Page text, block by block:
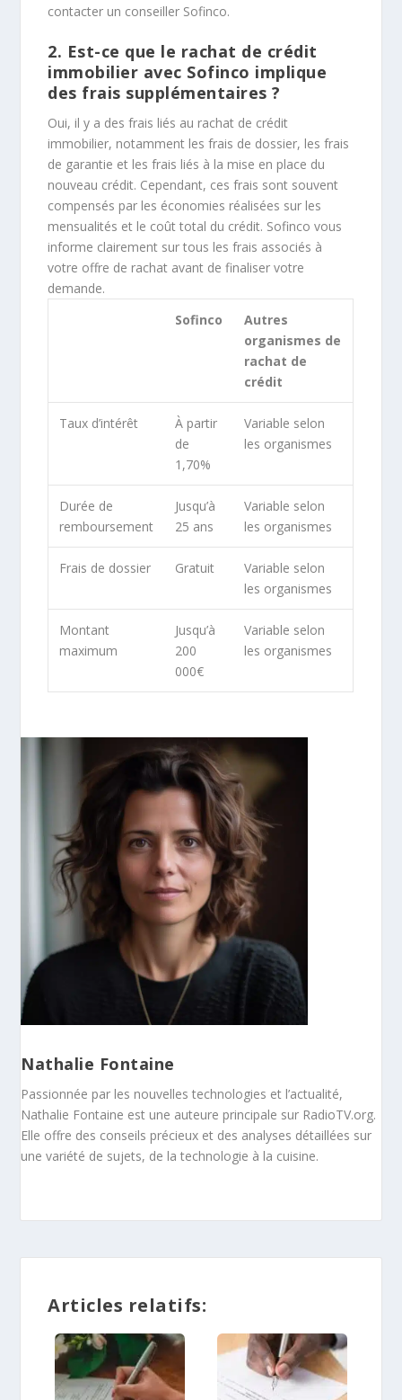
contacter un conseiller Sofinco.
2. Est-ce que le rachat de crédit
immobilier avec Sofinco implique
des frais supplémentaires ?
Oui, il y a des frais liés au rachat de crédit
immobilier, notamment les frais de dossier, les frais
de garantie et les frais liés à la mise en place du
nouveau crédit. Cependant, ces frais sont souvent
compensés par les économies réalisées sur les
mensualités et le coût total du crédit. Sofinco vous
informe clairement sur tous les frais associés à
votre offre de rachat avant de finaliser votre
demande.
Sofinco
Autres
organismes de
rachat de
crédit
Taux d’intérêt
À partir
de
1,70%
Variable selon
les organismes
Durée de
remboursement
Jusqu’à
25 ans
Variable selon
les organismes
Frais de dossier Gratuit
Variable selon
les organismes
Montant
maximum
Jusqu’à
200
000€
Variable selon
les organismes
Nathalie Fontaine
Passionnée par les nouvelles technologies et l’actualité,
Nathalie Fontaine est une auteure principale sur RadioTV.org.
Elle offre des conseils précieux et des analyses détaillées sur
une variété de sujets, de la technologie à la cuisine.
Articles relatifs: